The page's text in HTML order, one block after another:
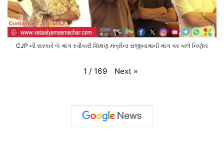
CJP ની સરકારે બે માંગ સ્વીકારી શિક્ષણ મંત્રીના રાજીનામાની માંગ પર કાલે નિર્ણય
1 / 169 Next »